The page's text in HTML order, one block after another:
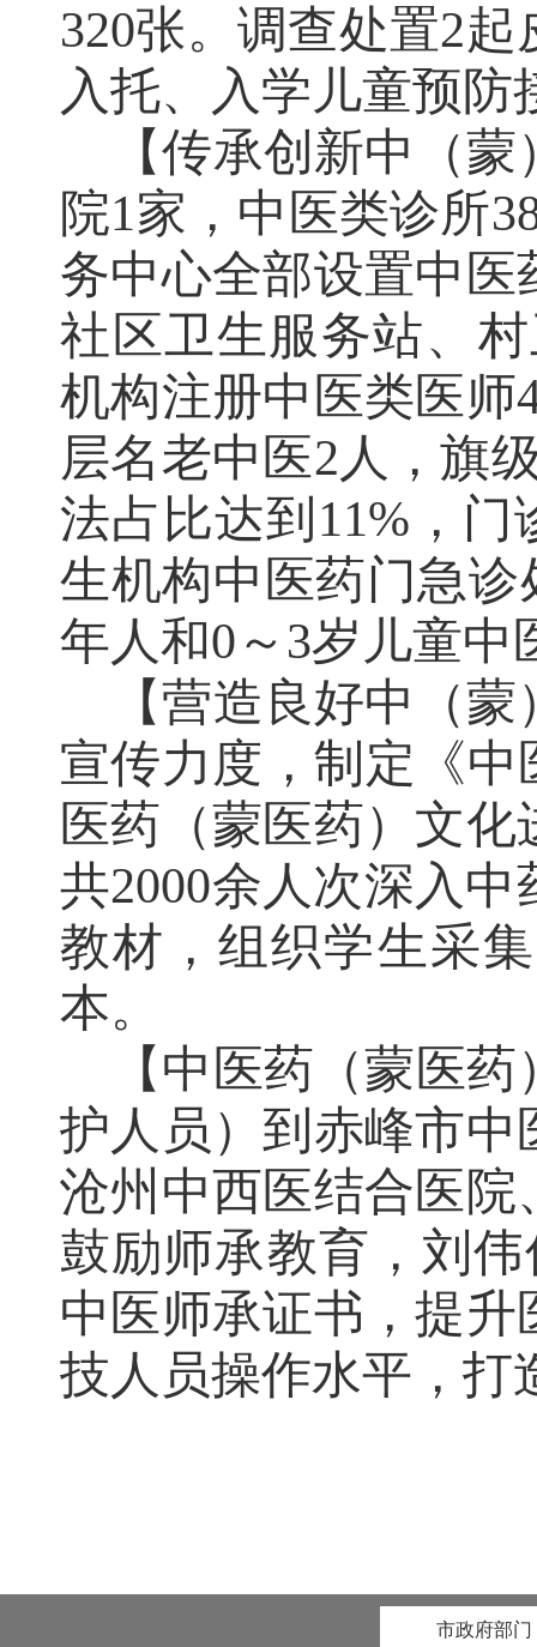
320张。调查处置2起
入托、入学儿童预防
【传承创新中（
院1家，中医类诊所
务中心全部设置中
社区卫生服务站、
机构注册中医类医师
层名老中医2 人，旗
法占比达到 11% ，
生机构中医药门急诊
年人和0～ 3岁儿童中
【营造良好中 （蒙
宣传力度，制定《中
医药（蒙医药）文
共2000余人次深入中
教材，组织学生采
本。
【中医药 （蒙医药
护人员）到赤峰市
沧州中西医结合医
鼓励师承教育，刘
中医师承证书，提
技人员操作水平，打
市政府部门